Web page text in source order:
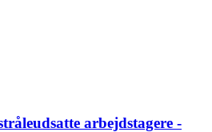
arbejdstagere -